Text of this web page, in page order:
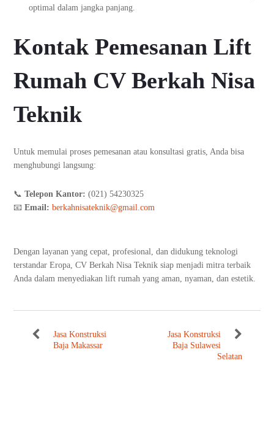
optimal dalam jangka panjang.
Kontak Pemesanan Lift
Rumah CV Berkah Nisa
Teknik
Untuk memulai proses pemesanan atau konsultasi gratis, Anda bisa
menghubungi langsung:
📞Telepon Kantor: (021) 54230325
📧Email: berkahnisateknik@gmail.com
Dengan layanan yang cepat, profesional, dan didukung teknologi
terstandar Eropa, CV Berkah Nisa Teknik siap menjadi mitra terbaik
Anda dalam menyediakan lift rumah yang aman, nyaman, dan estetik.
Jasa Konstruksi
Baja Makassar
Jasa Konstruksi
Baja Sulawesi
Selatan